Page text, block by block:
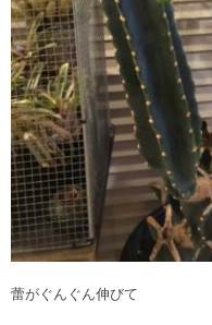
蕾がぐんぐん伸びて